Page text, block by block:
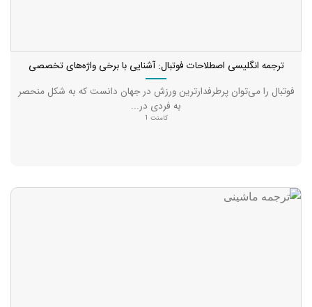
ترجمه انگلیسی اصطلاحات فوتبال: آشنایی با برخی واژه‌های تخصصی
فوتبال را می‌توان پرطرفدارترین ورزش در جهان دانست که به شکل منحصر
به فردی در...
کامنت 1